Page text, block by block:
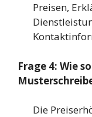
Preisen,
Frage 4: Wie
Die